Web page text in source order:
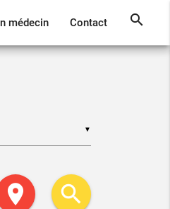
médecin Contact search
▼
location_on search